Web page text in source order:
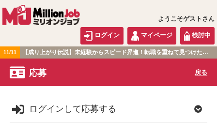
ようこそゲストさん
ログイン マイページ 検討中
11/11 【成り上がり伝説】未経験からスピード昇進！転職を重ねて見つけた『本当に働きやすい職場』とは？
関東版
応募 戻る
ログインして応募する